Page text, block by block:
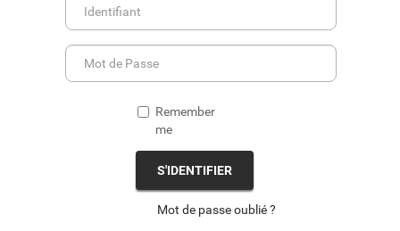
Remember
me
S'IDENTIFIER
Mot de passe oublié ?